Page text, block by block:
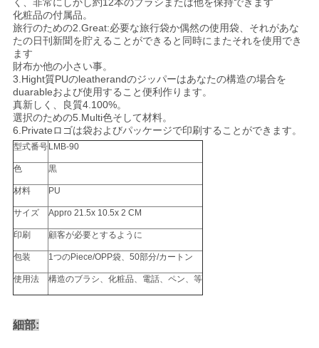
く、非常にしかし約12本のブラシまたは他を保持できます
化粧品の付属品。
旅行のための2.Great:必要な旅行袋か偶然の使用袋、それがあな
たの日刊新聞を貯えることができると同時にまたそれを使用でき
ます
財布か他の小さい事。
3.Hight質PUのleatherandのジッパーはあなたの構造の場合を
duarableおよび使用すること便利作ります。
真新しく、良質4.100%。
選択のための5.Multi色そして材料。
6.Privateロゴは袋およびパッケージで印刷することができます。
型式番号 LMB-90
色 黒
材料 PU
サイズ Appro 21.5x 10.5x 2 CM
印刷 顧客が必要とするように
包装 1つのPiece/OPP袋、50部分/カートン
使用法 構造のブラシ、化粧品、電話、ペン、等
細部: